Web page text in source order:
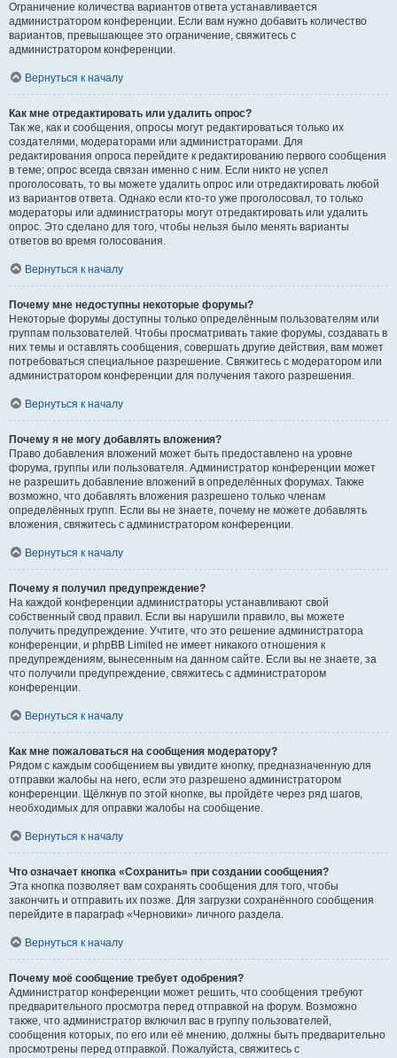
Ограничение количества вариантов ответа устанавливается
администратором конференции. Если вам нужно добавить количество
вариантов, превышающее это ограничение, свяжитесь с
администратором конференции.
Вернуться к началу
Как мне отредактировать или удалить опрос?
Так же, как и сообщения, опросы могут редактироваться только их
создателями, модераторами или администраторами. Для
редактирования опроса перейдите к редактированию первого сообщения
в теме; опрос всегда связан именно с ним. Если никто не успел
проголосовать, то вы можете удалить опрос или отредактировать любой
из вариантов ответа. Однако если кто-то уже проголосовал, то только
модераторы или администраторы могут отредактировать или удалить
опрос. Это сделано для того, чтобы нельзя было менять варианты
ответов во время голосования.
Вернуться к началу
Почему мне недоступны некоторые форумы?
Некоторые форумы доступны только определённым пользователям или
группам пользователей. Чтобы просматривать такие форумы, создавать в
них темы и оставлять сообщения, совершать другие действия, вам может
потребоваться специальное разрешение. Свяжитесь с модератором или
администратором конференции для получения такого разрешения.
Вернуться к началу
Почему я не могу добавлять вложения?
Право добавления вложений может быть предоставлено на уровне
форума, группы или пользователя. Администратор конференции может
не разрешить добавление вложений в определённых форумах. Также
возможно, что добавлять вложения разрешено только членам
определённых групп. Если вы не знаете, почему не можете добавлять
вложения, свяжитесь с администратором конференции.
Вернуться к началу
Почему я получил предупреждение?
На каждой конференции администраторы устанавливают свой
собственный свод правил. Если вы нарушили правило, вы можете
получить предупреждение. Учтите, что это решение администратора
конференции, и phpBB Limited не имеет никакого отношения к
предупреждениям, вынесенным на данном сайте. Если вы не знаете, за
что получили предупреждение, свяжитесь с администратором
конференции.
Вернуться к началу
Как мне пожаловаться на сообщения модератору?
Рядом с каждым сообщением вы увидите кнопку, предназначенную для
отправки жалобы на него, если это разрешено администратором
конференции. Щёлкнув по этой кнопке, вы пройдёте через ряд шагов,
необходимых для оправки жалобы на сообщение.
Вернуться к началу
Что означает кнопка «Сохранить» при создании сообщения?
Эта кнопка позволяет вам сохранять сообщения для того, чтобы
закончить и отправить их позже. Для загрузки сохранённого сообщения
перейдите в параграф «Черновики» личного раздела.
Вернуться к началу
Почему моё сообщение требует одобрения?
Администратор конференции может решить, что сообщения требуют
предварительного просмотра перед отправкой на форум. Возможно
также, что администратор включил вас в группу пользователей,
сообщения которых, по его или её мнению, должны быть предварительно
просмотрены перед отправкой. Пожалуйста, свяжитесь с